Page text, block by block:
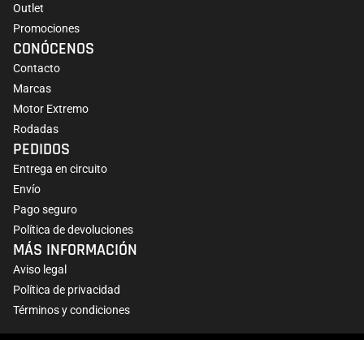
Outlet
Promociones
CONÓCENOS
Contacto
Marcas
Motor Extremo
Rodadas
PEDIDOS
Entrega en circuito
Envío
Pago seguro
Política de devoluciones
MÁS INFORMACIÓN
Aviso legal
Política de privacidad
Términos y condiciones